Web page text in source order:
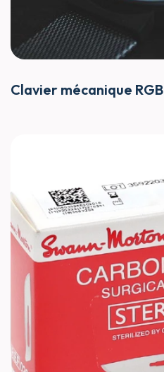
Clavier mécanique RGB